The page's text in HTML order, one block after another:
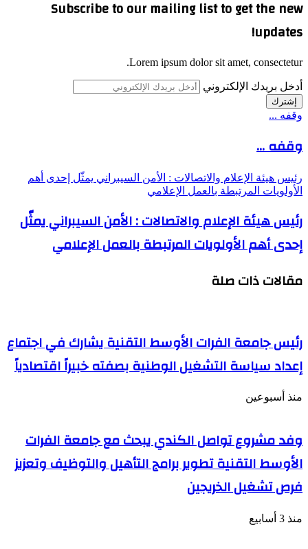
Subscribe to our mailing list to get the new
updates!
Lorem ipsum dolor sit amet, consectetur.
أدخل بريدك الإلكتروني
وقفه ...
وقفه ...
رئيس هيئة الإعلام والاتصالات : الأمن السيبراني يمثّل إحدى أهم
الأولويات المرتبطة بالعمل الإعلامي
رئيس هيئة الإعلام والاتصالات : الأمن السيبراني يمثّل
إحدى أهم الأولويات المرتبطة بالعمل الإعلامي
مقالات ذات صلة
رئيس جامعة الفرات الأوسط التقنية يشارك في اجتماع
إعداد سياسة التشغيل الوطنية بصفته خبيراً اقتصادياً
منذ أسبوعين
وفد مشروع تواصل الكندي يبحث مع جامعة الفرات
الأوسط التقنية تطوير برامج التأهيل والتوظيف وتعزيز
فرص تشغيل الخريجين
منذ 3 أسابيع